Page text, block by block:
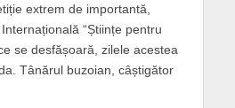
extrem de importantă,
“Științe pentru
se desfășoară, zilele acestea
Tânărul buzoian, câștigător